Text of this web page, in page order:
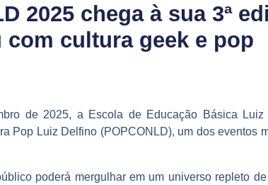
2025 chega à sua 3ª
com cultura geek e pop
de 2025, a Escola de Educação Básica
Pop Luiz Delfino (POPCONLD), um dos eventos
poderá mergulhar em um universo repleto